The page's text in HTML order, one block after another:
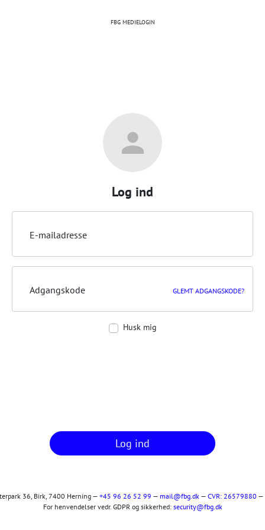
FBG MEDIELOGIN
Log ind
E-mailadresse
Adgangskode GLEMT ADGANGSKODE?
Husk mig
Log ind
36, Birk, 7400 Herning — +45 96 26 52 99 — mail@fbg.dk — CVR: 26579880 —
For henvendelser vedr. GDPR og sikkerhed: security@fbg.dk